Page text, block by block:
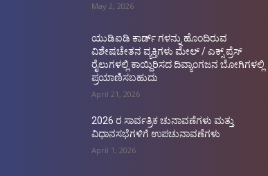
May 2, 2026
ಯುಡಿಐಡಿ ಕಾರ್ಡ್ ಗಳನ್ನು ಹೊಂದಿರುವ
ವಿಶೇಷಚೇತನ ವ್ಯಕ್ತಿಗಳು ಮೇಲ್ / ಎಕ್ಸ್ ಪ್ರೆಸ್
ರೈಲುಗಳಲ್ಲಿ ಕಾಯ್ದಿರಿಸದ ದಿವ್ಯಾಂಗಜನ ಬೋಗಿಗಳಲ್ಲಿ
ಪ್ರಯಾಣಿಸಬಹುದು
April 21, 2026
2026 ರ ಸಾರ್ವತ್ರಿಕ ಚುನಾವಣೆಗಳು ಮತ್ತು
ವಿಧಾನಸಭೆಗಳಿಗೆ ಉಪಚುನಾವಣೆಗಳು
April 1, 2026